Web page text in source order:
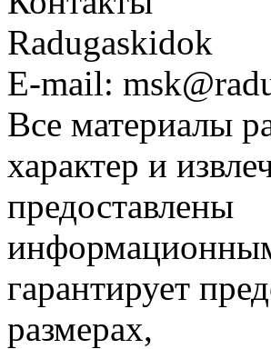
Radugaskidok
E-mail:
Все материалы
характер и
предоставлены
гарантирует
размерах,